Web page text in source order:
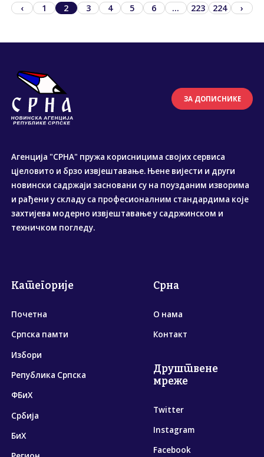
‹ 1 2 3 4 5 6 ... 223 224 ›
ЗА ДОПИСНИКЕ
Агенција "СРНА" пружа корисницима својих сервиса
цјеловито и брзо извјештавање. Њене вијести и други
новински садржаји засновани су на поузданим изворима
и рађени у складу са професионалним стандардима које
захтијева модерно извјештавање у садржинском и
техничком погледу.
Категорије
Почетна
Српска памти
Избори
Република Српска
ФБиХ
Србија
БиХ
Срна
О нама
Контакт
Друштвене
мреже
Twitter
Instagram
Facebook